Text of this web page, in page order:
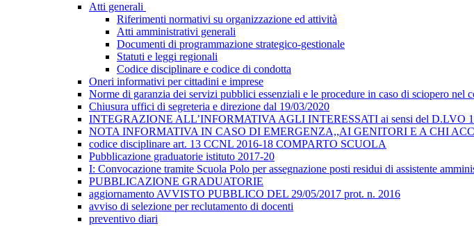
Atti generali
Riferimenti normativi su organizzazione ed attività
Atti amministrativi generali
Documenti di programmazione strategico-gestionale
Statuti e leggi regionali
Codice disciplinare e codice di condotta
Oneri informativi per cittadini e imprese
Norme di garanzia dei servizi pubblici essenziali e le procedure in caso di sciopero nel
Chiusura uffici di segreteria e direzione dal 19/03/2020
INTEGRAZIONE ALL’INFORMATIVA AGLI INTERESSATI ai sensi del D.LVO
NOTA INFORMATIVA IN CASO DI EMERGENZA,,AI GENITORI E A CHI
codice disciplinare art. 13 CCNL 2016-18 COMPARTO SCUOLA
Pubblicazione graduatorie istituto 2017-20
I: Convocazione tramite Scuola Polo per assegnazione posti residui di assistente
PUBBLICAZIONE GRADUATORIE
aggiornamento AVVISTO PUBBLICO DEL 29/05/2017 prot. n. 2016
avviso di selezione per reclutamento di docenti
preventivo diari